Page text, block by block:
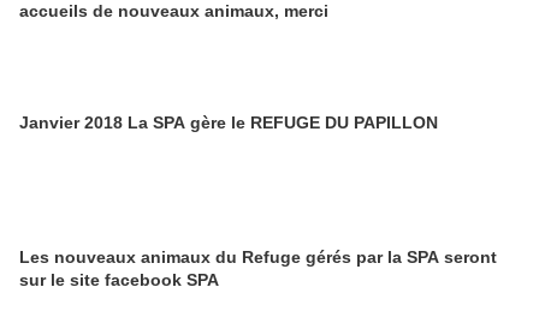
accueils de nouveaux animaux, merci
Janvier 2018 La SPA gère le REFUGE DU PAPILLON
Les nouveaux animaux du Refuge gérés par la SPA seront
sur le site facebook SPA